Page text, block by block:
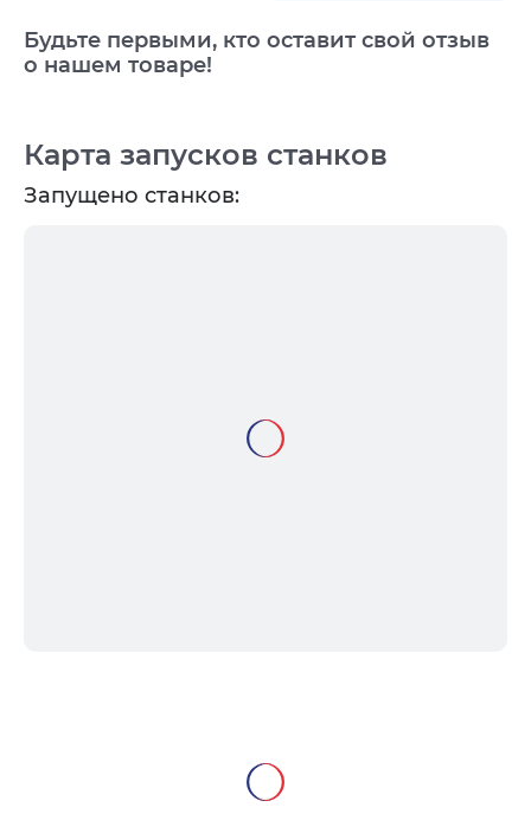
Карта запусков станков
Запущено станков:
Будьте первыми, кто оставит свой отзыв
о нашем товаре!